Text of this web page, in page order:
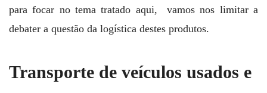
para focar no tema tratado aqui, vamos nos limitar a
debater a questão da logística destes produtos.
Transporte de veículos usados e